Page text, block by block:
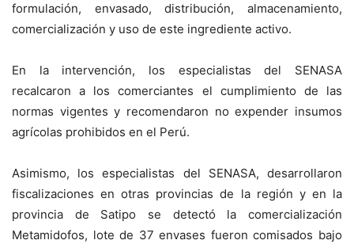
formulación, envasado, distribución, almacenamiento,
comercialización y uso de este ingrediente activo.
En la intervención, los especialistas del SENASA
recalcaron a los comerciantes el cumplimiento de las
normas vigentes y recomendaron no expender insumos
agrícolas prohibidos en el Perú.
Asimismo, los especialistas del SENASA, desarrollaron
fiscalizaciones en otras provincias de la región y en la
provincia de Satipo se detectó la comercialización
Metamidofos, lote de 37 envases fueron comisados bajo